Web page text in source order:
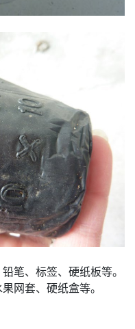
笔、标签、硬纸板等。
网套、硬纸盒等。